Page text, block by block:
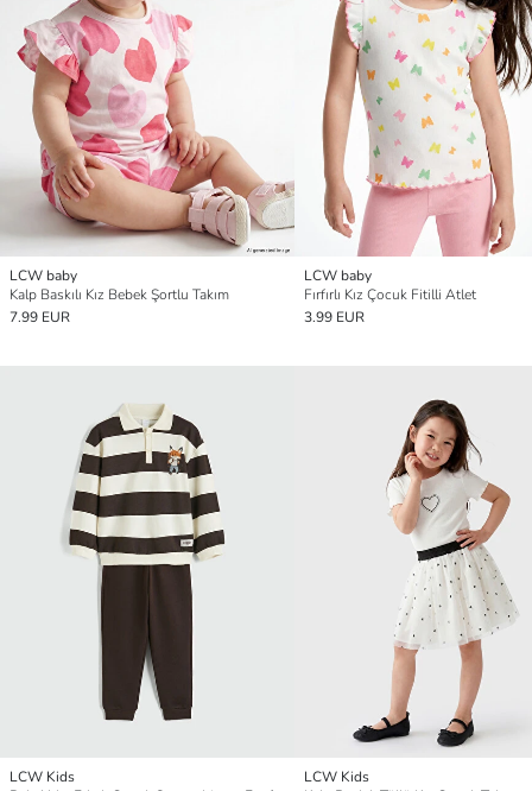
LCW baby
Kalp Baskılı Kız Bebek Şortlu Takım
7.99 EUR
LCW baby
Fırfırlı Kız Çocuk Fitilli Atlet
3.99 EUR
LCW Kids
LCW Kids